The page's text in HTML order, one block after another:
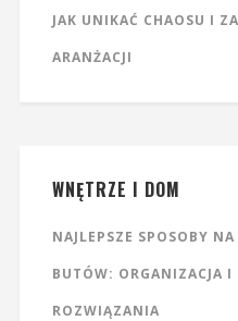
JAK UNIKAĆ CHAOSU I
ARANŻACJI
WNĘTRZE I DOM
NAJLEPSZE SPOSOBY
BUTÓW: ORGANIZACJA I
ROZWIĄZANIA